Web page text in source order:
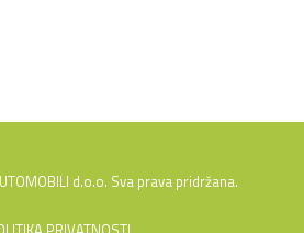
d.o.o. Sva prava pridržana.